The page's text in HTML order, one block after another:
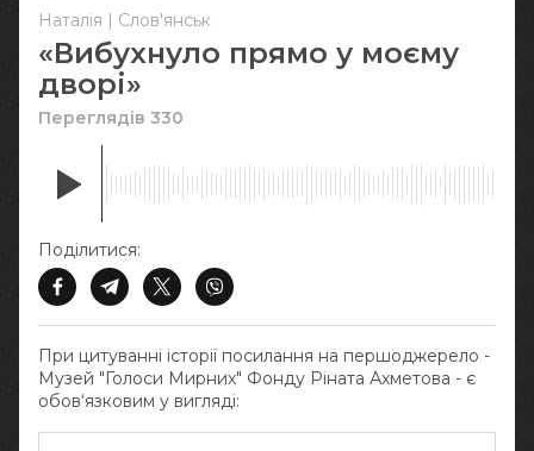
Наталія | Слов'янськ
«Вибухнуло прямо у моєму
дворі»
Переглядів 330
При цитуванні історії посилання на першоджерело -
Музей "Голоси Мирних" Фонду Ріната Ахметова - є
обов‘язковим у вигляді:
Поділитися: